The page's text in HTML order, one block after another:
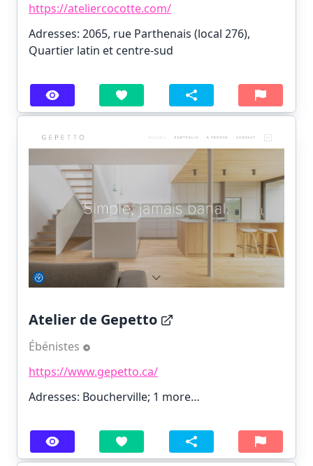
https://ateliercocotte.com/
Adresses: 2065, rue Parthenais (local 276),
Quartier latin et centre-sud
Atelier de Gepetto
Ébénistes
https://www.gepetto.ca/
Adresses: Boucherville; 1 more…